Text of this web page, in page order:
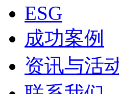
ESG
成功案例
资讯与活